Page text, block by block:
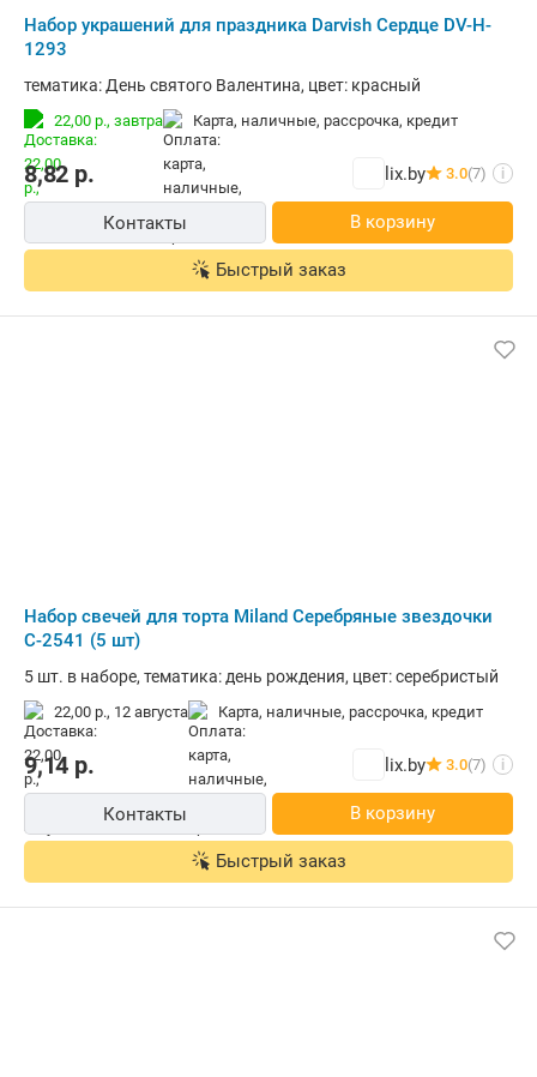
Набор украшений для праздника Darvish Сердце DV-H-
1293
тематика: День святого Валентина, цвет: красный
22,00 р., завтра карта, наличные, рассрочка, кредит
8,82 р. lix.by 3.0(7) i
Контакты В корзину
Быстрый заказ
Набор свечей для торта Miland Серебряные звездочки
С-2541 (5 шт)
5 шт. в наборе, тематика: день рождения, цвет: серебристый
22,00 р., 12 августа карта, наличные, рассрочка, кредит
9,14 р. lix.by 3.0(7) i
Контакты В корзину
Быстрый заказ